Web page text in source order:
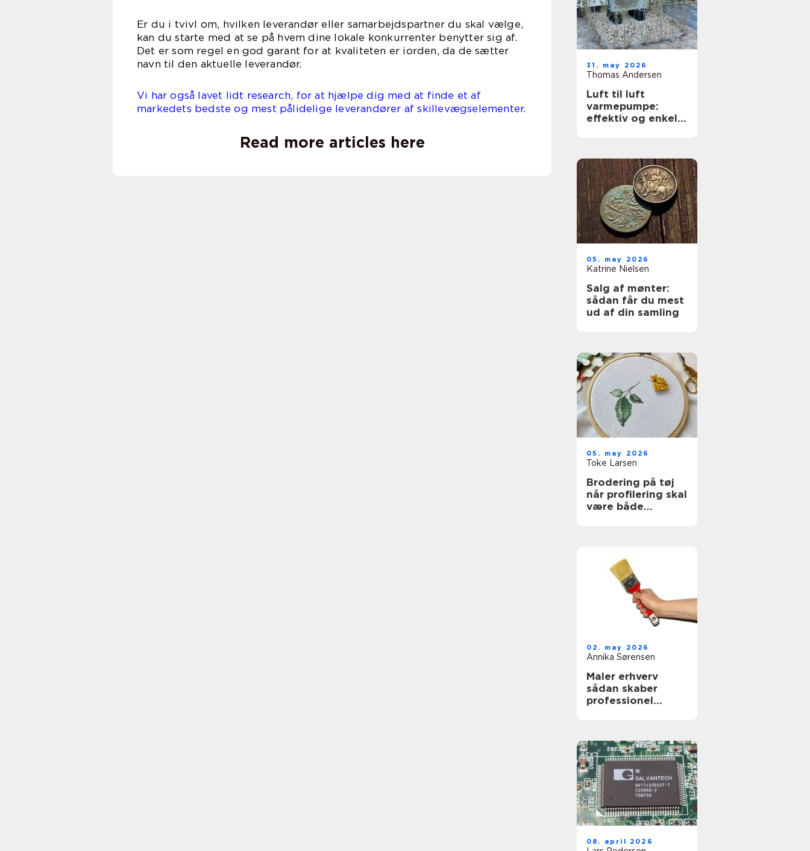
Er du i tvivl om, hvilken leverandør eller samarbejdspartner du skal vælge,
kan du starte med at se på hvem dine lokale konkurrenter benytter sig af.
Det er som regel en god garant for at kvaliteten er iorden, da de sætter
navn til den aktuelle leverandør.
Vi har også lavet lidt research, for at hjælpe dig med at finde et af
markedets bedste og mest pålidelige leverandører af skillevægselementer.
Read more articles here
31. may 2026
Thomas Andersen
Luft til luft
varmepumpe:
effektiv og enkel
05. may 2026
Katrine Nielsen
Salg af mønter:
sådan får du mest
ud af din samling
05. may 2026
Toke Larsen
Brodering på tøj
når profilering skal
være både
02. may 2026
Annika Sørensen
Maler erhverv
sådan skaber
professionel
08. april 2026